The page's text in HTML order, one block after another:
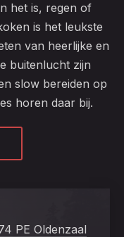
het is, regen of
is het leukste
van heerlijke en
buitenlucht zijn
slow bereiden op
horen daar bij.
PE Oldenzaal